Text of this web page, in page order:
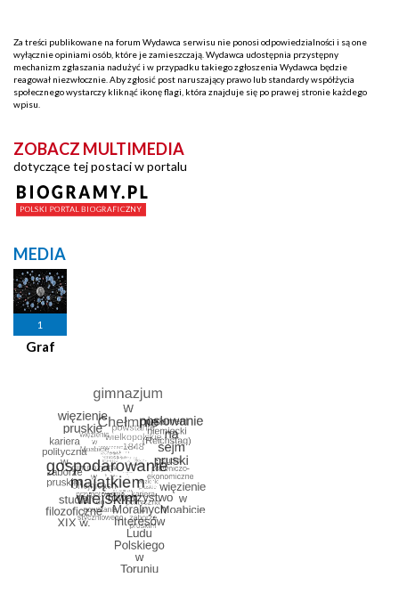
Za treści publikowane na forum Wydawca serwisu nie ponosi odpowiedzialności i są one
wyłącznie opiniami osób, które je zamieszczają. Wydawca udostępnia przystępny
mechanizm zgłaszania nadużyć i w przypadku takiego zgłoszenia Wydawca będzie
reagował niezwłocznie. Aby zgłosić post naruszający prawo lub standardy współżycia
społecznego wystarczy kliknąć ikonę flagi, która znajduje się po prawej stronie każdego
wpisu.
ZOBACZ MULTIMEDIA
dotyczące tej postaci w portalu
MEDIA
1
Graf